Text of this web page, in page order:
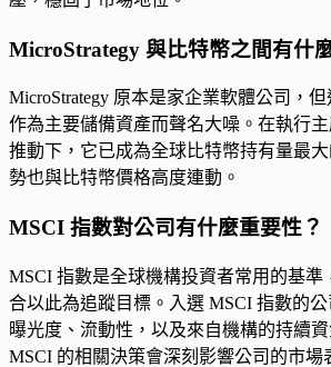
MicroStrategy 與比特幣之間有什
MicroStrategy 原本是家企業軟體公司，
作為主要儲備資產而聲名大噪。在執行主
推動下，它已成為全球比特幣持有量最
勢也與比特幣價格高度連動。
MSCI 指數對公司有什麼重要性？
MSCI 指數是全球機構投資者常用的基準
合以此為追蹤目標。入選 MSCI 指數的
曝光度、流動性，以及來自機構的持續資
MSCI 的相關決策會深刻影響公司的市場